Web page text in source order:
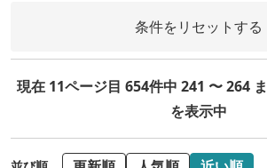
条件をリセットする
現在 11ページ目 654件中 241 〜 264
を表示中